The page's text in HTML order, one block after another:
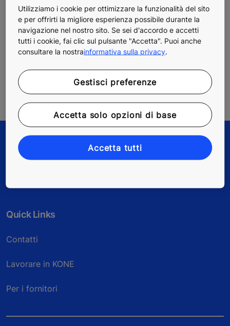
anticipo la natura del problema. In questo modo
vengono evitati possibili guasti prima che gli utenti se
ne accorgano.
manutenzione predittivapermette dunque una
garantendone il corretto funzionamento e una
maggiore disponibilità nel tempo.
Quick Links
Contatti
Lavorare in KONE
Per i fornitori
Utilizziamo i cookie per ottimizzare la funzionalità del sito
e per offrirti la migliore esperienza possibile durante la
navigazione nel nostro sito. Se sei d'accordo e accetti
tutti i cookie, fai clic sul pulsante "Accetta". Puoi anche
consultare la nostrainformativa sulla privacy.
Gestisci preferenze
Accetta solo opzioni di base
Accetta tutti